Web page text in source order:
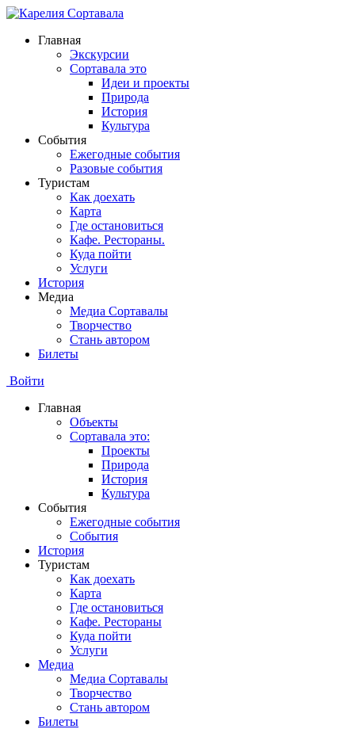
Главная
Экскурсии
Сортавала это
Идеи и проекты
Природа
История
Культура
События
Ежегодные события
Разовые события
Туристам
Как доехать
Карта
Где остановиться
Кафе. Рестораны.
Куда пойти
Услуги
История
Медиа
Медиа Сортавалы
Творчество
Стань автором
Билеты
Войти
Главная
Объекты
Сортавала это:
Проекты
Природа
История
Культура
События
Ежегодные события
События
История
Туристам
Как доехать
Карта
Где остановиться
Кафе. Рестораны
Куда пойти
Услуги
Медиа
Медиа Сортавалы
Творчество
Стань автором
Билеты